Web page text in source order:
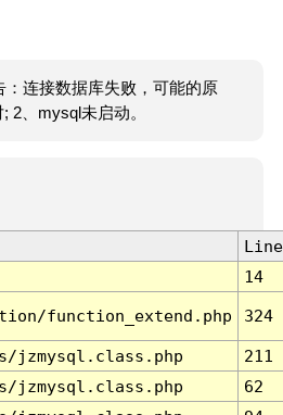
：连接数据库失败，可能的原
2、mysql未启动。
Line
14
function_extend.php 324
jzmysql.class.php
211
jzmysql.class.php
62